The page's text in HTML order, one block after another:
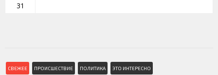
31
СВЕЖЕЕ ПРОИСШЕСТВИЕ ПОЛИТИКА ЭТО ИНТЕРЕСНО